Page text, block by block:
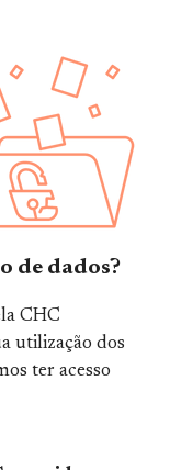
de dados?
CHC
utilização dos
ter acesso